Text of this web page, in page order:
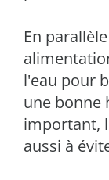
En
l'eau pour
une bonne
important,
aussi à